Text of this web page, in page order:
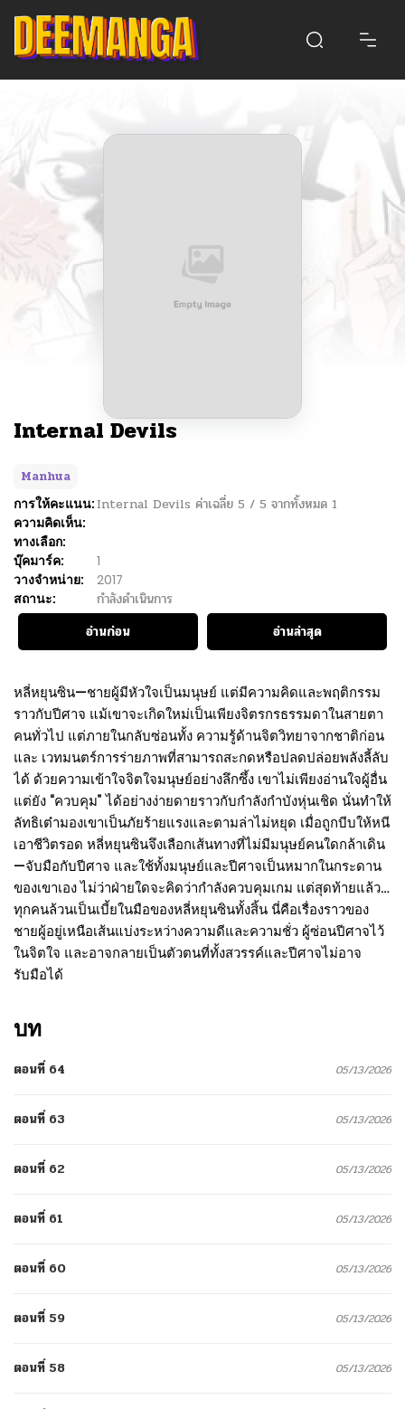
Internal Devils
Manhua
การให้คะแนน: Internal Devils ค่าเฉลี่ย 5 / 5 จากทั้งหมด 1
ความคิดเห็น:
ทางเลือก:
บุ๊คมาร์ค:
1
วางจำหน่าย:
2017
สถานะ:
กำลังดำเนินการ
อ่านก่อน
อ่านล่าสุด
หลี่หยุนซิน—ชายผู้มีหัวใจเป็นมนุษย์ แต่มีความคิดและพฤติกรรม
ราวกับปีศาจ แม้เขาจะเกิดใหม่เป็นเพียงจิตรกรธรรมดาในสายตา
คนทั่วไป แต่ภายในกลับซ่อนทั้ง ความรู้ด้านจิตวิทยาจากชาติก่อน
และ เวทมนตร์การร่ายภาพที่สามารถสะกดหรือปลดปล่อยพลังลี้ลับ
ได้ ด้วยความเข้าใจจิตใจมนุษย์อย่างลึกซึ้ง เขาไม่เพียงอ่านใจผู้อื่น
แต่ยัง “ควบคุม” ได้อย่างง่ายดายราวกับกำลังกำบังหุ่นเชิด นั่นทำให้
ลัทธิเต๋ามองเขาเป็นภัยร้ายแรงและตามล่าไม่หยุด เมื่อถูกบีบให้หนี
เอาชีวิตรอด หลี่หยุนซินจึงเลือกเส้นทางที่ไม่มีมนุษย์คนใดกล้าเดิน
—จับมือกับปีศาจ และใช้ทั้งมนุษย์และปีศาจเป็นหมากในกระดาน
ของเขาเอง ไม่ว่าฝ่ายใดจะคิดว่ากำลังควบคุมเกม แต่สุดท้ายแล้ว…
ทุกคนล้วนเป็นเบี้ยในมือของหลี่หยุนซินทั้งสิ้น นี่คือเรื่องราวของ
ชายผู้อยู่เหนือเส้นแบ่งระหว่างความดีและความชั่ว ผู้ซ่อนปีศาจไว้
ในจิตใจ และอาจกลายเป็นตัวตนที่ทั้งสวรรค์และปีศาจไม่อาจ
รับมือได้
บท
ตอนที่ 64 05/13/2026
ตอนที่ 63 05/13/2026
ตอนที่ 62 05/13/2026
ตอนที่ 61 05/13/2026
ตอนที่ 60 05/13/2026
ตอนที่ 59 05/13/2026
ตอนที่ 58 05/13/2026